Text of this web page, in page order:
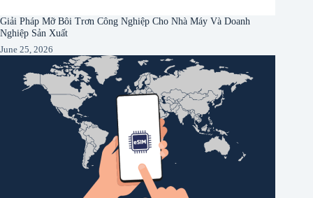
Giải Pháp Mỡ Bôi Trơn Công Nghiệp Cho Nhà Máy Và Doanh
Nghiệp Sản Xuất
June 25, 2026